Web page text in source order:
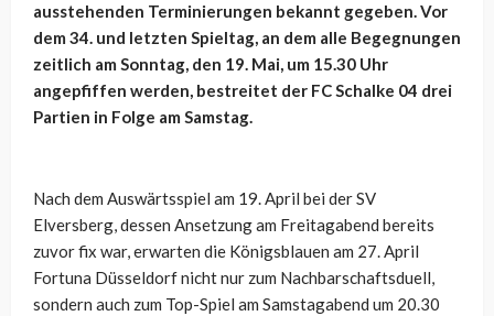
ausstehenden Terminierungen bekannt gegeben. Vor
dem 34. und letzten Spieltag, an dem alle Begegnungen
zeitlich am Sonntag, den 19. Mai, um 15.30 Uhr
angepfiffen werden, bestreitet der FC Schalke 04 drei
Partien in Folge am Samstag.
Nach dem Auswärtsspiel am 19. April bei der SV
Elversberg, dessen Ansetzung am Freitagabend bereits
zuvor fix war, erwarten die Königsblauen am 27. April
Fortuna Düsseldorf nicht nur zum Nachbarschaftsduell,
sondern auch zum Top-Spiel am Samstagabend um 20.30